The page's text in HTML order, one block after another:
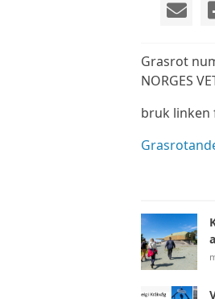
Grasrot
NORGES
bruk linken